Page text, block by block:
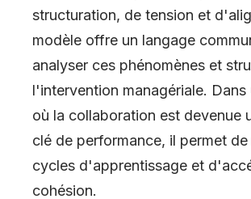
structuration, de tension et
modèle offre un langage
analyser ces phénomènes et
l'intervention managériale.
où la collaboration est devenue
clé de performance, il permet
cycles d'apprentissage et
cohésion.